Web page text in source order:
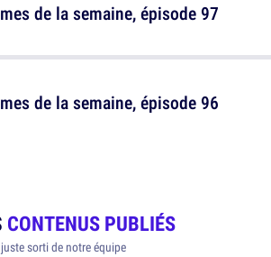
de la semaine, épisode 96
de la semaine, épisode 97
CONTENUS PUBLIÉS
sorti de notre équipe